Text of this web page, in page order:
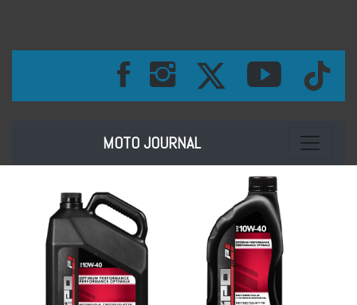
MOTO JOURNAL Toggle